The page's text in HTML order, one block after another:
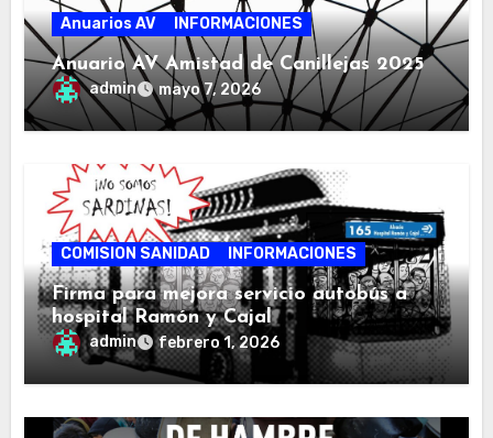
Anuarios AV INFORMACIONES
Anuario AV Amistad de Canillejas 2025
admin mayo 7, 2026
COMISION SANIDAD INFORMACIONES
Firma para mejora servicio autobús a
hospital Ramón y Cajal
admin febrero 1, 2026